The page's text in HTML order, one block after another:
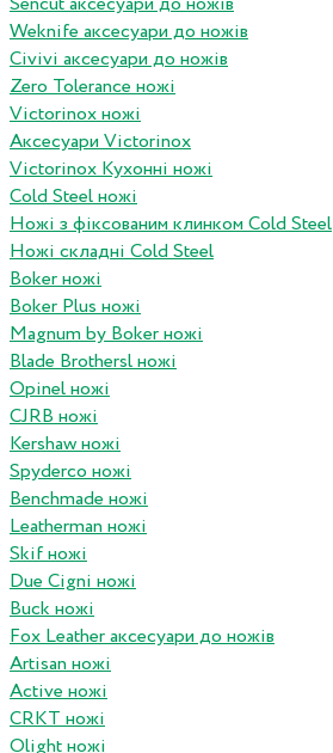
Weknife аксесуари до ножів
Civivi аксесуари до ножів
Zero Tolerance ножі
Victorinox ножі
Аксесуари Victorinox
Victorinox Кухонні ножі
Cold Steel ножі
Ножі з фіксованим клинком Cold Steel
Ножі складні Cold Steel
Boker ножі
Boker Plus ножі
Magnum by Boker ножі
Blade Brothersl ножі
Opinel ножі
CJRB ножі
Kershaw ножі
Spyderco ножі
Benchmade ножі
Leatherman ножі
Skif ножі
Due Cigni ножі
Buck ножі
Fox Leather аксесуари до ножів
Artisan ножі
Active ножі
CRKT ножі
Olight ножі